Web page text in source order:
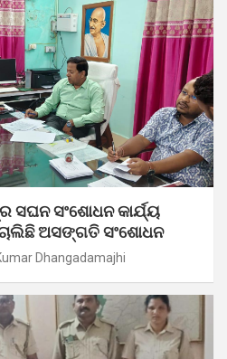
ସଘନ ସଂଶୋଧନ କାର୍ଯ୍ୟ
ଅସଙ୍ଗତି ସଂଶୋଧନ
Dhangadamajhi